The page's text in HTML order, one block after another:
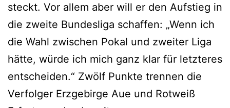
steckt. Vor allem aber will er den Aufstieg in
die zweite Bundesliga schaffen: „Wenn ich
die Wahl zwischen Pokal und zweiter Liga
hätte, würde ich mich ganz klar für letzteres
entscheiden.“ Zwölf Punkte trennen die
Verfolger Erzgebirge Aue und Rotweiß